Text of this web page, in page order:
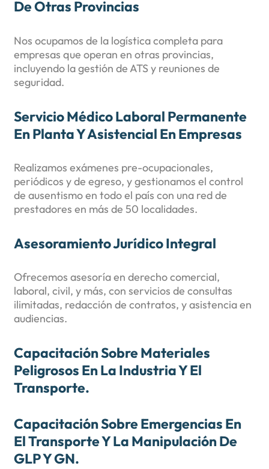
De Otras Provincias
Nos ocupamos de la logística completa para
empresas que operan en otras provincias,
incluyendo la gestión de ATS y reuniones de
seguridad.
Servicio Médico Laboral Permanente
En Planta Y Asistencial En Empresas
Realizamos exámenes pre-ocupacionales,
periódicos y de egreso, y gestionamos el control
de ausentismo en todo el país con una red de
prestadores en más de 50 localidades.
Asesoramiento Jurídico Integral
Ofrecemos asesoría en derecho comercial,
laboral, civil, y más, con servicios de consultas
ilimitadas, redacción de contratos, y asistencia en
audiencias.
Capacitación Sobre Materiales
Peligrosos En La Industria Y El
Transporte.
Capacitación Sobre Emergencias En
El Transporte Y La Manipulación De
GLP Y GN.